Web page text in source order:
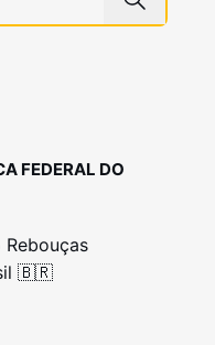
FEDERAL DO
🇧🇷